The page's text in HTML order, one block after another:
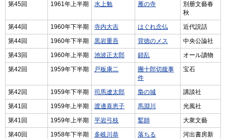
第45回
1961年上半期 水上勉 雁の寺
別册文藝春
秋
第44回
1960年下半期 寺内大吉 はぐれ念仏
近代説話
第44回
1960年下半期 黒岩重吾 背徳のメス
中央公論社
第43回
1960年上半期 池波正太郎 錯乱
オール讀物
第42回
1959年下半期 戸板康二
團十郎切腹事
件
宝石
第42回 1959年下半期 司馬遼太郎 梟の城
講談社
第41回
1959年上半期 渡邊喜恵子 馬淵川
光風社
第41回
1959年上半期 平岩弓枝 鏨師
大衆文藝
第40回
1958年下半期 多岐川恭 落ちる
河出書房新